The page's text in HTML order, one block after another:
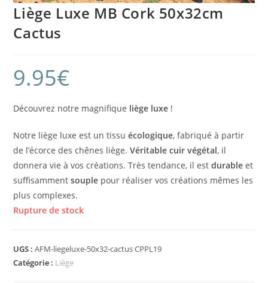
Liège Luxe MB Cork 50x32cm
Cactus
9.95€
Découvrez notre magnifique liège luxe !
Notre liège luxe est un tissuécologique, fabriqué à partir
de l’écorce des chênes liège.Véritable cuir végétal, il
donnera vie à vos créations. Très tendance, il estdurable et
suffisammentsouple pour réaliser vos créations mêmes les
plus complexes.
Rupture de stock
UGS :AFM-liegeluxe-50x32-cactus CPPL19
Catégorie : Liège